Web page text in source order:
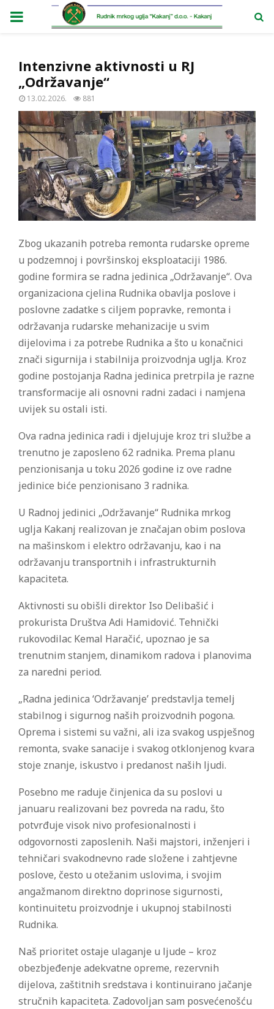
PRIMARY
Intenzivne aktivnosti u RJ
„Održavanje“
13.02.2026. 881
Zbog ukazanih potreba remonta rudarske opreme
u podzemnoj i površinskoj eksploataciji 1986.
godine formira se radna jedinica „Održavanje“. Ova
organizaciona cjelina Rudnika obavlja poslove i
poslovne zadatke s ciljem popravke, remonta i
održavanja rudarske mehanizacije u svim
dijelovima i za potrebe Rudnika a što u konačnici
znači sigurnija i stabilnija proizvodnja uglja. Kroz
godine postojanja Radna jedinica pretrpila je razne
transformacije ali osnovni radni zadaci i namjena
uvijek su ostali isti.
Ova radna jedinica radi i djelujuje kroz tri službe a
trenutno je zaposleno 62 radnika. Prema planu
penzionisanja u toku 2026 godine iz ove radne
jedinice biće penzionisano 3 radnika.
U Radnoj jedinici „Održavanje“ Rudnika mrkog
uglja Kakanj realizovan je značajan obim poslova
na mašinskom i elektro održavanju, kao i na
održavanju transportnih i infrastrukturnih
kapaciteta.
Aktivnosti su obišli direktor Iso Delibašić i
prokurista Društva Adi Hamidović. Tehnički
rukovodilac Kemal Haračić, upoznao je sa
trenutnim stanjem, dinamikom radova i planovima
za naredni period.
„Radna jedinica ‘Održavanje’ predstavlja temelj
stabilnog i sigurnog naših proizvodnih pogona.
Oprema i sistemi su važni, ali iza svakog uspješnog
remonta, svake sanacije i svakog otklonjenog kvara
stoje znanje, iskustvo i predanost naših ljudi.
Posebno me raduje činjenica da su poslovi u
januaru realizovani bez povreda na radu, što
potvrđuje visok nivo profesionalnosti i
odgovornosti zaposlenih. Naši majstori, inženjeri i
tehničari svakodnevno rade složene i zahtjevne
poslove, često u otežanim uslovima, i svojim
angažmanom direktno doprinose sigurnosti,
kontinuitetu proizvodnje i ukupnoj stabilnosti
Rudnika.
Naš prioritet ostaje ulaganje u ljude – kroz
obezbjeđenje adekvatne opreme, rezervnih
dijelova, zaštitnih sredstava i kontinuirano jačanje
stručnih kapaciteta. Zadovoljan sam posvećenošću